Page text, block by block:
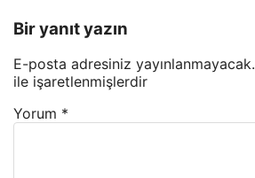
Bir yanıt yazın
E-posta adresiniz yayınlanmayacak.
ile işaretlenmişlerdir
Yorum *